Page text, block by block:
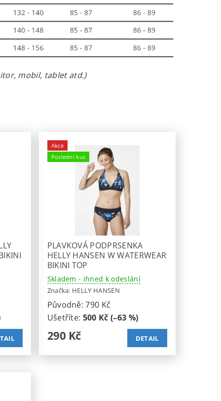
mobil, tablet atd.)
Akce
Poslední kus
PLAVKOVÁ PODPRSENKA
HELLY HANSEN W WATERWEAR
BIKINI TOP
Skladem - ihned k odeslání
Značka: HELLY HANSEN
Původně:790 Kč
Ušetříte: 500 Kč (–63 %)
290 Kč DETAIL